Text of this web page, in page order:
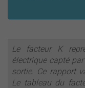
Le facteur K
électrique capté
sortie. Ce rapport
Le tableau du